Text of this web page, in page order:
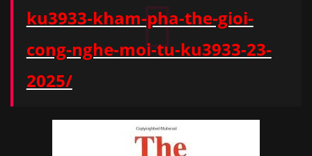
ku3933-kham-pha-the-gioi-
cong-nghe-moi-tu-ku3933-23-
2025/